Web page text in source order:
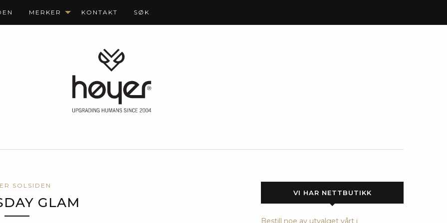
MERKER KONTAKT SØK
SOLSIDEN
GLAM
VI HAR NETTBUTIKK
Bestill noe av utvalget vårt i